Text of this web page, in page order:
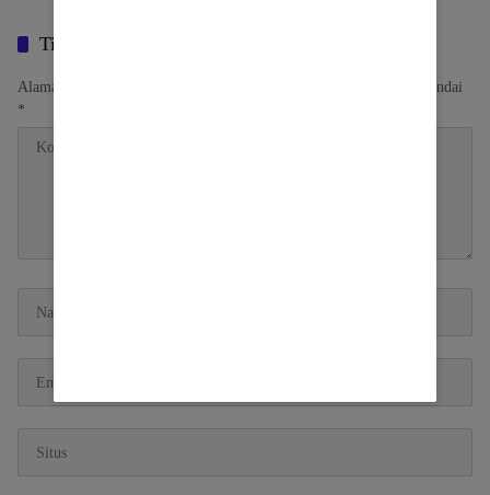
Tinggalkan Balasan
Alamat email Anda tidak akan dipublikasikan.
Ruas yang wajib ditandai
*